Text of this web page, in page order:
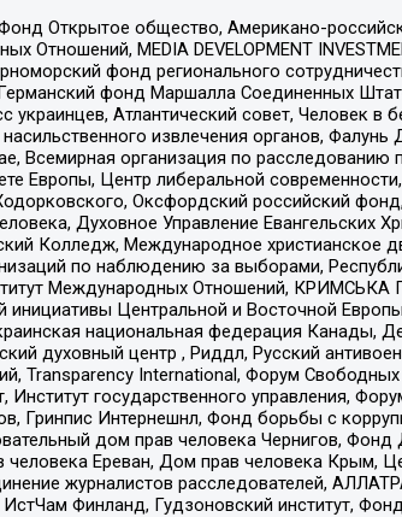
Открытое общество, Американо-
MEDIA DEVELOPMENT
фонд регионального
фонд Маршалла Соединенных
Атлантический совет, Человек в
извлечения органов, Фалунь
Всемирная организация по расследованию
Европы, Центр либеральной
Оксфордский российский
Духовное Управление Евангельских
Колледж, Международное христианское
по наблюдению за выборами,
Международных Отношений,
инициативы Центральной и Восточной
национальная федерация Канады,
духовный центр , Риддл, Русский
Transparеncy International, Форум
государственного управления,
Гринпис Интернешнл, Фонд борьбы с
дом прав человека Чернигов,
Ереван, Дом прав человека Крым,
журналистов расследователей,
Финланд, Гудзоновский институт,